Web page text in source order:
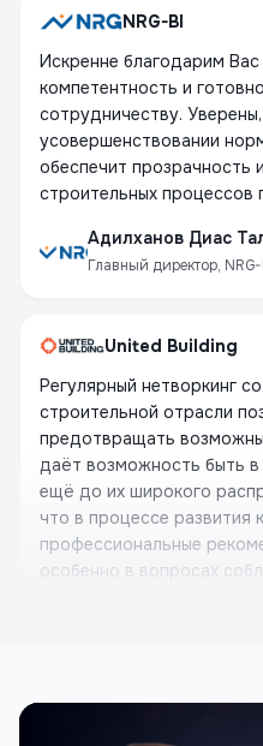
NRG-BI
Искренне благодарим
компетентность и
сотрудничеству.
усовершенствовании
обеспечит прозрачность
строительных процессов
Адилханов Диас
Главный директор,
United Building
Регулярный нетворкинг
строительной отрасли
предотвращать
даёт возможность быть в
ещё до их широкого
что в процессе развития
профессиональные
особенно в вопросах